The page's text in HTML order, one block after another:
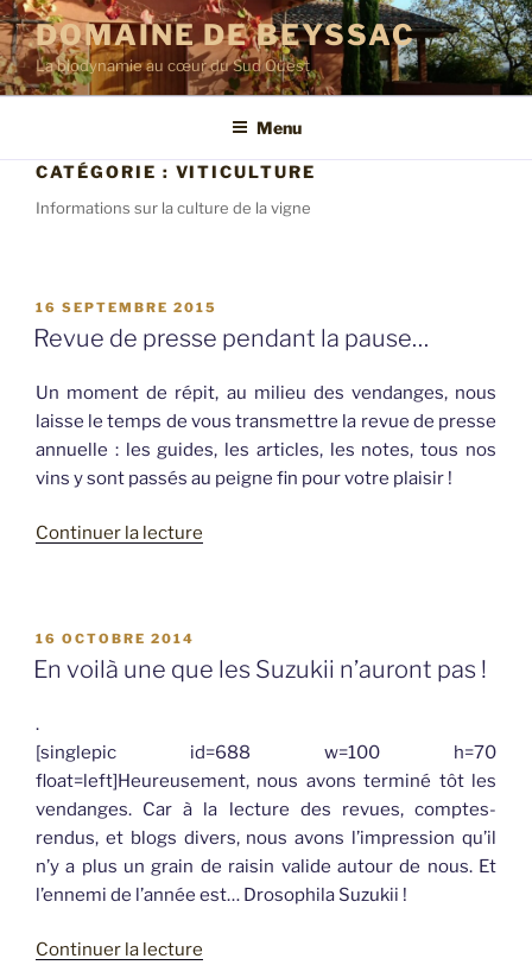
Aller
au
contenu
principal
DOMAINE DE BEYSSAC
La biodynamie au cœur du Sud Ouest
Menu
CATÉGORIE : VITICULTURE
Informations sur la culture de la vigne
PUBLIÉ
LE
16 SEPTEMBRE 2015
Revue de presse pendant la pause…
Un moment de répit, au milieu des vendanges, nous
laisse le temps de vous transmettre la revue de presse
annuelle : les guides, les articles, les notes, tous nos
vins y sont passés au peigne fin pour votre plaisir !
Continuer la lecture
la
PUBLIÉ
LE
16 OCTOBRE 2014
En voilà une que les Suzukii n’auront pas !
.
[singlepic id=688 w=100 h=70
float=left]Heureusement, nous avons terminé tôt les
vendanges. Car à la lecture des revues, comptes-
rendus, et blogs divers, nous avons l’impression qu’il
n’y a plus un grain de raisin valide autour de nous. Et
l’ennemi de l’année est… Drosophila Suzukii !
Continuer la lecture